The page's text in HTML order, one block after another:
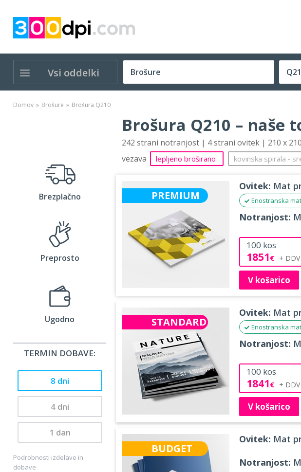
Vsi oddelki
Domov Brošure Brošura Q210
Brezplačno
Preprosto
Ugodno
TERMIN DOBAVE:
8 dni
4 dni
1 dan
Podrobnosti izdelave in
dobave
Brošura Q210 – naše
242 strani notranjost | 4 strani ovitek | 210 x
vezava
lepljeno broširano kovinska spirala ‐
PREMIUM
Ovitek: Mat
Enostranska
Notranjost:
100 kos
1851€
V košarico
STANDARD
Ovitek: Mat
Enostranska
Notranjost:
100 kos
1841€
V košarico
BUDGET
Ovitek: Mat
Notranjost: